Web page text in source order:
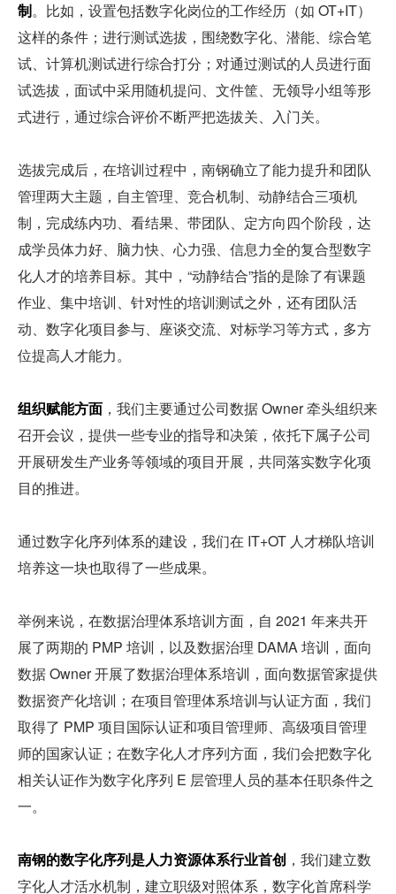
制。比如，设置包括数字化岗位的工作经历（如 OT+IT）
这样的条件；进行测试选拔，围绕数字化、潜能、综合笔
试、计算机测试进行综合打分；对通过测试的人员进行面
试选拔，面试中采用随机提问、文件筐、无领导小组等形
式进行，通过综合评价不断严把选拔关、入门关。
选拔完成后，在培训过程中，南钢确立了能力提升和团队
管理两大主题，自主管理、竞合机制、动静结合三项机
制，完成练内功、看结果、带团队、定方向四个阶段，达
成学员体力好、脑力快、心力强、信息力全的复合型数字
化人才的培养目标。其中，“动静结合”指的是除了有课题
作业、集中培训、针对性的培训测试之外，还有团队活
动、数字化项目参与、座谈交流、对标学习等方式，多方
位提高人才能力。
组织赋能方面 ，我们主要通过公司数据 Owner 牵头组织来
召开会议，提供一些专业的指导和决策，依托下属子公司
开展研发生产业务等领域的项目开展，共同落实数字化项
目的推进。
通过数字化序列体系的建设，我们在 IT+OT 人才梯队培训
培养这一块也取得了一些成果。
举例来说，在数据治理体系培训方面，自 2021 年来共开
展了两期的 PMP 培训，以及数据治理 DAMA 培训，面向
数据 Owner 开展了数据治理体系培训，面向数据管家提供
数据资产化培训；在项目管理体系培训与认证方面，我们
取得了 PMP 项目国际认证和项目管理师、高级项目管理
师的国家认证；在数字化人才序列方面，我们会把数字化
相关认证作为数字化序列 E 层管理人员的基本任职条件之
一。
南钢的数字化序列是人力资源体系行业首创 ，我们建立数
字化人才活水机制，建立职级对照体系，数字化首席科学